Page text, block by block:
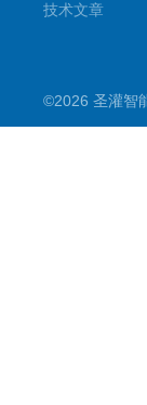
技术文章
©2026 圣灌智